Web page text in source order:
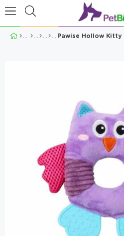
Pawise Hollow Kitty